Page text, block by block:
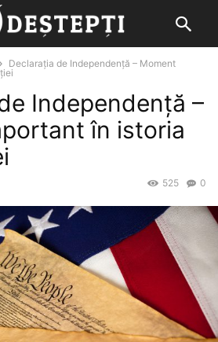
Declarația de Independență – Moment
Independență –
în istoria
0
525